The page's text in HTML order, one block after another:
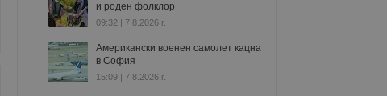
и роден фолклор
09:32 | 7.8.2026 г.
Американски военен самолет кацна
в София
15:09 | 7.8.2026 г.